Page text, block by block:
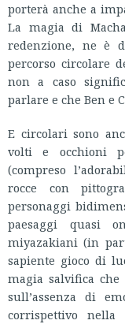
porterà anche a
La magia di
redenzione, ne è
percorso circolare
non a caso
parlare e che Ben e
E circolari sono
volti e occhioni
(compreso
rocce con
personaggi
paesaggi quasi
miyazakiani (in
sapiente gioco di
magia salvifica
sull’assenza di
corrispettivo nella